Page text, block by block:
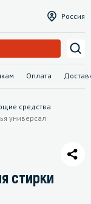
Оплата
Россия
средства
универсал
стирки